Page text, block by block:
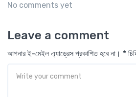
No comments yet
Leave a comment
আপনার ই-মেইল এ্যাড্রেস প্রকাশিত হবে না। *